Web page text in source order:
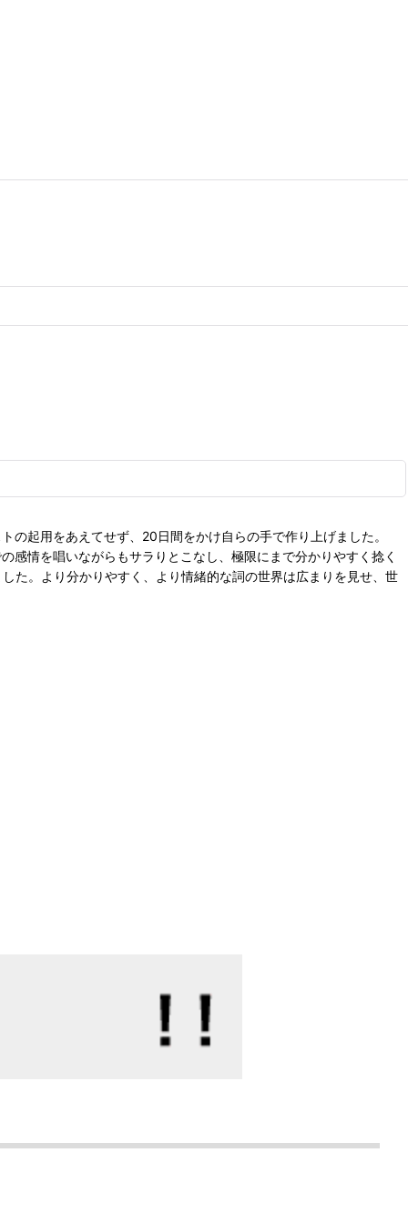
起用をあえてせず、20日間をかけ自らの手で作り上げました。
感情を唱いながらもサラりとこなし、極限にまで分かりやすく捻く
た。より分かりやすく、より情緒的な詞の世界は広まりを見せ、世